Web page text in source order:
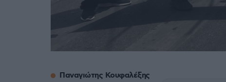
Παναγιώτης Κουφαλέξης